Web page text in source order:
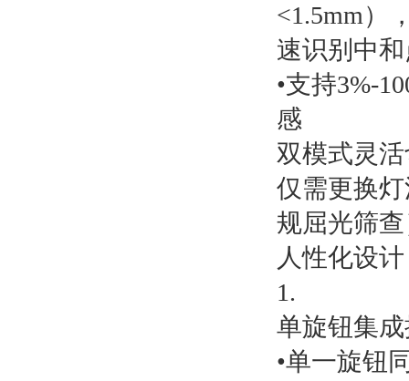
<1.5mm）
速识别中
•支持3%-
感
双模式灵
仅需更换
规屈光筛
人性化设计
1.
单旋钮集
•单一旋钮